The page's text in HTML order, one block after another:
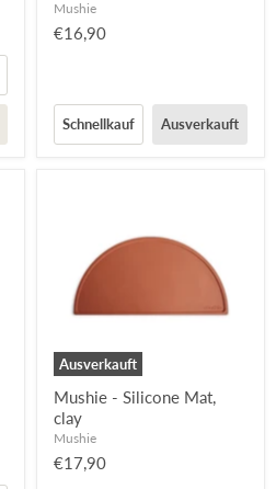
Mushie
€16,90
Schnellkauf Ausverkauft
Ausverkauft
Mushie - Silicone Mat,
clay
Mushie
€17,90